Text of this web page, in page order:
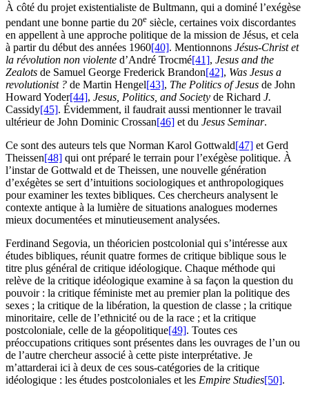
À côté du projet existentialiste de Bultmann, qui a dominé l’exégèse
pendant une bonne partie du 20e siècle, certaines voix discordantes
en appellent à une approche politique de la mission de Jésus, et cela
à partir du début des années 1960[40]. Mentionnons Jésus-Christ et
la révolution non violente d’André Trocmé[41], Jesus and the
Zealots de Samuel George Frederick Brandon[42], Was Jesus a
revolutionist ? de Martin Hengel[43], The Politics of Jesus de John
Howard Yoder[44], Jesus, Politics, and Society de Richard J.
Cassidy[45]. Évidemment, il faudrait aussi mentionner le travail
ultérieur de John Dominic Crossan[46] et du Jesus Seminar.
Ce sont des auteurs tels que Norman Karol Gottwald[47] et Gerd
Theissen[48] qui ont préparé le terrain pour l’exégèse politique. À
l’instar de Gottwald et de Theissen, une nouvelle génération
d’exégètes se sert d’intuitions sociologiques et anthropologiques
pour examiner les textes bibliques. Ces chercheurs analysent le
contexte antique à la lumière de situations analogues modernes
mieux documentées et minutieusement analysées.
Ferdinand Segovia, un théoricien postcolonial qui s’intéresse aux
études bibliques, réunit quatre formes de critique biblique sous le
titre plus général de critique idéologique. Chaque méthode qui
relève de la critique idéologique examine à sa façon la question du
pouvoir : la critique féministe met au premier plan la politique des
sexes ; la critique de la libération, la question de classe ; la critique
minoritaire, celle de l’ethnicité ou de la race ; et la critique
postcoloniale, celle de la géopolitique[49]. Toutes ces
préoccupations critiques sont présentes dans les ouvrages de l’un ou
de l’autre chercheur associé à cette piste interprétative. Je
m’attarderai ici à deux de ces sous-catégories de la critique
idéologique : les études postcoloniales et les Empire Studies[50].